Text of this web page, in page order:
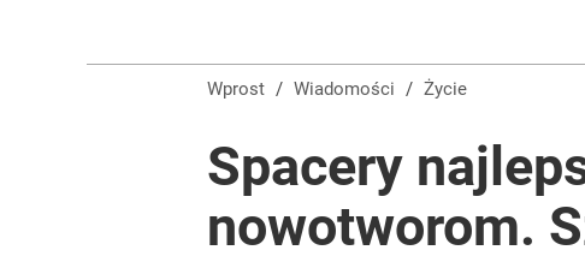
Wprost / Wiadomości / Życie
Spacery
nowotworom.